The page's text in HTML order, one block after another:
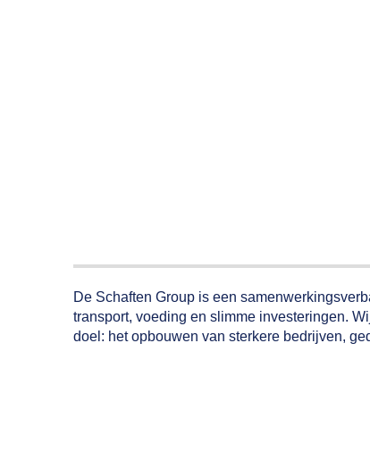
De Schaften Group is een
transport, voeding en slimme investeringen.
doel: het opbouwen van sterkere bedrijven,